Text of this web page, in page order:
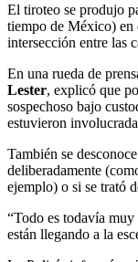
El tiroteo se produjo
tiempo de México) en
intersección entre las
En una rueda de
Lester, explicó que
sospechoso bajo
estuvieron
También se
deliberadamente
ejemplo) o si se trató
“Todo es todavía
están llegando a la